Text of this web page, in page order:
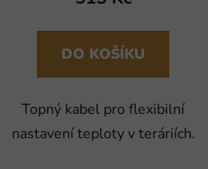
DO KOŠÍKU
Topný kabel pro flexibilní
nastavení teploty v teráriích.